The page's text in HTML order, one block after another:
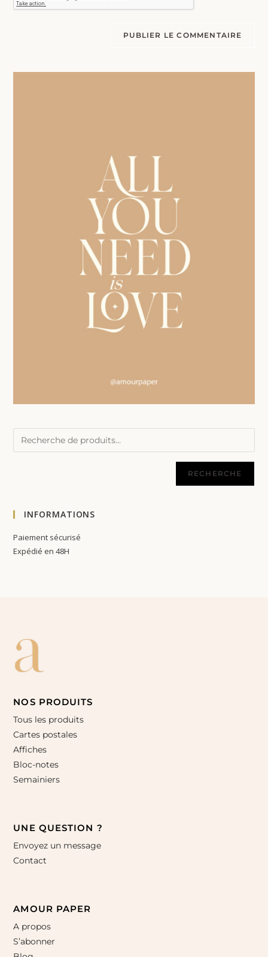
RECHERCHE
INFORMATIONS
Paiement sécurisé
Expédié en 48H
NOS PRODUITS
Tous les produits
Cartes postales
Affiches
Bloc-notes
Semainiers
UNE QUESTION ?
Envoyez un message
Contact
AMOUR PAPER
A propos
S’abonner